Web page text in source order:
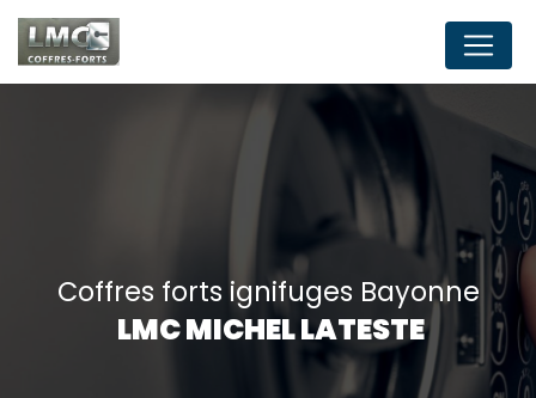
coffres forts ignifuges Bayonne
LMC MICHEL LATESTE
Panneau de gestion des cookies